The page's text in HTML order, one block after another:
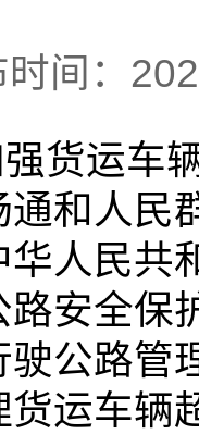
时间：
货运车
通和人民
华人民共
路安全保
驶公路管
货运车